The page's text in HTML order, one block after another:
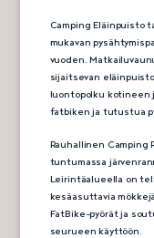
Camping Eläinpuisto
mukavan
vuoden.
sijaitsevan
luontopolku kotineen
fatbiken ja tutustua
Rauhallinen Camping
tuntumassa
Leirintäalueella on
kesäasuttavia
FatBike-pyörät ja
seurueen käyttöön.